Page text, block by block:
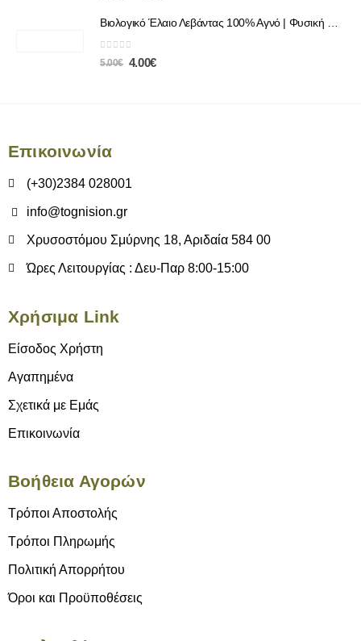
0 out of 5
5.00€ 4.00€
Επικοινωνία
(+30)2384 028001
info@tognision.gr
Χρυσοστόμου Σμύρνης 18, Αριδαία 584 00
Ώρες Λειτουργίας : Δευ-Παρ 8:00-15:00
Χρήσιμα Link
Είσοδος Χρήστη
Αγαπημένα
Σχετικά με Εμάς
Επικοινωνία
Βοήθεια Αγορών
Τρόποι Αποστολής
Τρόποι Πληρωμής
Πολιτική Απορρήτου
Όροι και Προϋποθέσεις